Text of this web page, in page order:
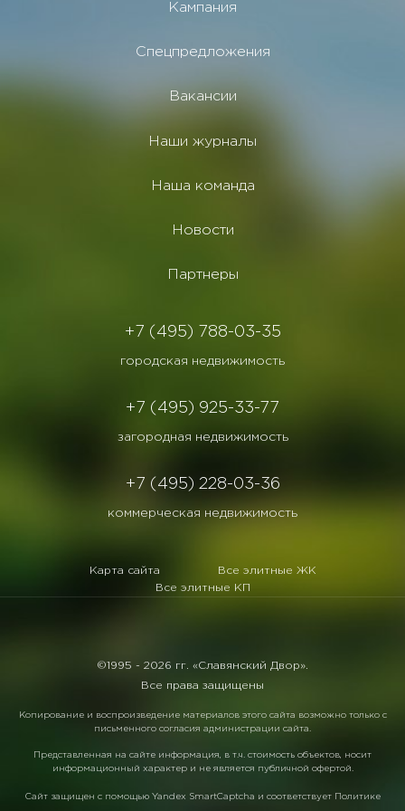
Кампания
Спецпредложения
Вакансии
Наши журналы
Наша команда
Новости
Партнеры
+7 (495) 788-03-35
городская недвижимость
+7 (495) 925-33-77
загородная недвижимость
+7 (495) 228-03-36
коммерческая недвижимость
Карта сайта
Все элитные ЖК
Все элитные КП
©1995 - 2026 гг. «Славянский Двор».
Все права защищены
Копирование и воспроизведение материалов этого сайта возможно только с
письменного согласия администрации сайта.
Представленная на сайте информация, в т.ч. стоимость объектов, носит
информационный характер и не является публичной офертой.
Сайт защищен с помощью Yandex SmartCaptcha и соответствует Политике